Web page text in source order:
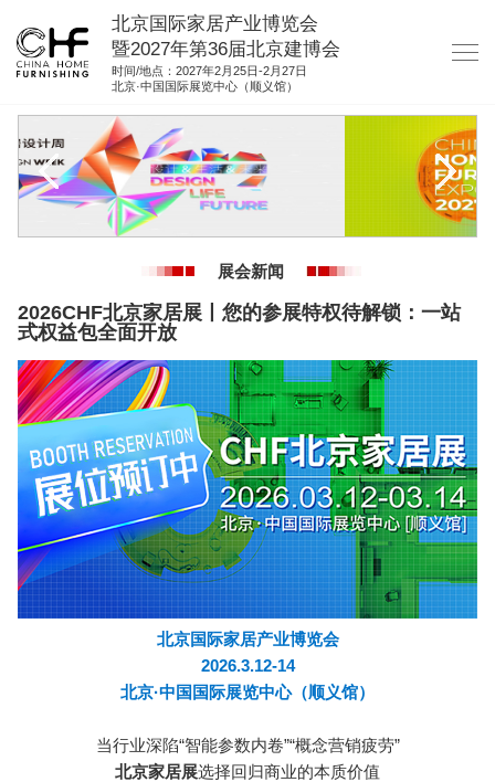
北京国际家居产业博览会
暨2027年第36届北京建博会
时间/地点：2027年2月25日-2月27日
北京·中国国际展览中心（顺义馆）
关于我们
展商服务
资料下载
集团展会
参展联络
展会新闻
2026CHF北京家居展丨您的参展特权待解锁：一站
式权益包全面开放
北京国际家居产业博览会
2026.3.12-14
北京·中国国际展览中心（顺义馆）
当行业深陷“智能参数内卷”“概念营销疲劳”
北京家居展选择回归商业的本质价值